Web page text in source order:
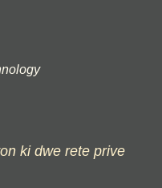
ki dwe rete prive